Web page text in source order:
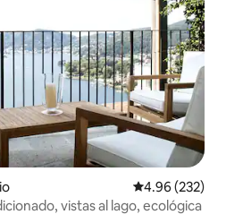
Calificación
4.96 (232)
vistas al lago, ecológica